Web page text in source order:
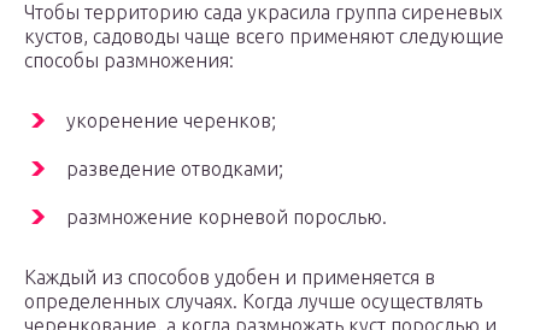
Чтобы территорию сада украсила группа сиреневых
кустов, садоводы чаще всего применяют следующие
способы размножения:
укоренение черенков;
разведение отводками;
размножение корневой порослью.
Каждый из способов удобен и применяется в
определенных случаях. Когда лучше осуществлять
черенкование, а когда размножать куст порослью и